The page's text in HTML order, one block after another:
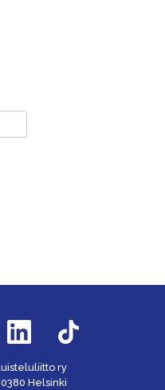
ry
Helsinki